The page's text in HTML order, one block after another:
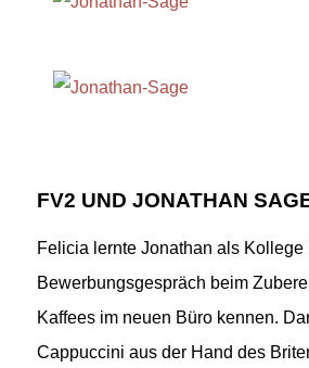
FV2 UND JONATHAN
Felicia lernte Jonathan als Kollege
Bewerbungsgespräch beim
Kaffees im neuen Büro kennen.
Cappuccini aus der Hand des